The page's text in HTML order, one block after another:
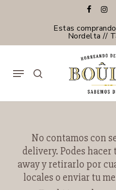
facebook
Estas
Nordelta //
Menu
No contamos con
delivery. Podes
away y retirarlo por
locales o enviar tu